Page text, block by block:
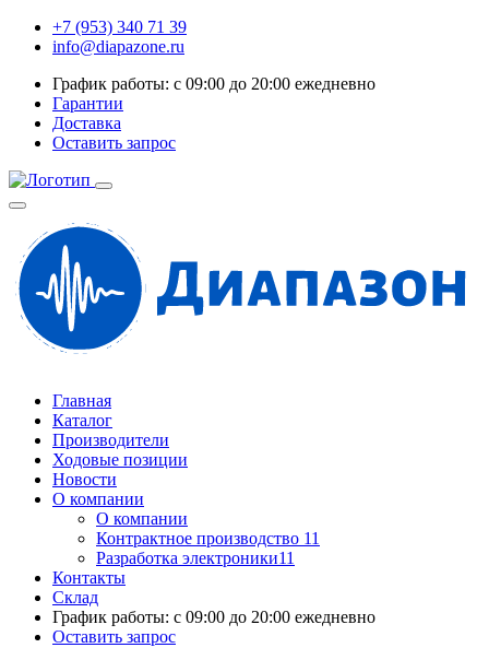
+7 (953) 340 71 39
info@diapazone.ru
График работы: с 09:00 до 20:00 ежедневно
Гарантии
Доставка
Оставить запрос
Главная
Каталог
Производители
Ходовые позиции
Новости
О компании
О компании
Контрактное производство 11
Разработка электроники11
Контакты
Склад
График работы: с 09:00 до 20:00 ежедневно
Оставить запрос